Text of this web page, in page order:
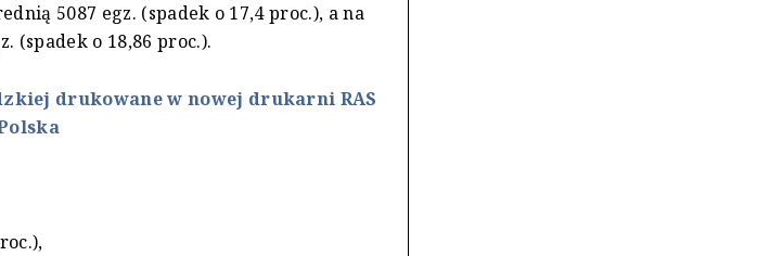
5087 egz. (spadek o 17,4 proc.), a na
(spadek o 18,86 proc.).
drukowane w nowej drukarni RAS